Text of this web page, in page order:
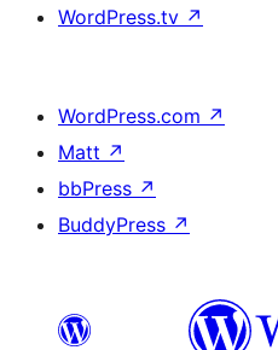
WordPress.tv ↗
WordPress.com ↗
Matt ↗
bbPress ↗
BuddyPress ↗